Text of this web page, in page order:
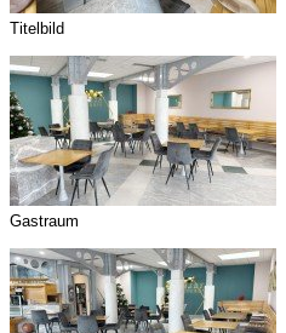
Titelbild
Gastraum